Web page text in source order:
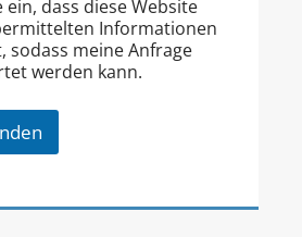
ein, dass diese Website
Informationen
sodass meine Anfrage
werden kann.